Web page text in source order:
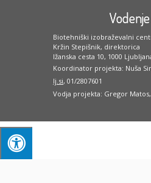
Biotehniški izobraževalni
Kržin Stepišnik, direktorica
Ižanska cesta 10, 1000
Koordinator projekta: Nuša
lj.si, 01/2807601
Vodja projekta: Gregor Matos,